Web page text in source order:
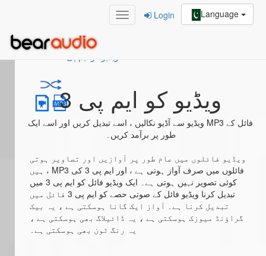
Language
Login
ویڈیو کو ایم پی 3
ویڈیو سے آڈیو نکالیں ، اسے تبدیل کریں اور اسے ایک MP3 فائل کے
طور پر برآمد کریں۔
ویڈیو فائلوں میں عام طور پر آوازیں اور تصاویر ہوتی
ہیں ، MP3 فائلوں میں صرف آواز ہوتی ہے ، اور ایم پی 3 کی
کوئی تصویر نہیں ہوتی ہے۔ ایک ویڈیو فائل کو ایم پی 3 میں
تبدیل کرنا ویڈیو فائل کے صوتی حصے کو ایم پی 3 فائل میں
تبدیل کرنا ہے۔ آواز ایک گانا ہوسکتی ہے ، یہ بیک
گراؤنڈ میوزک ہوسکتی ہے ، یہ ڈائیلاگ بھی ہوسکتی ہے ،
یہ رنگ ٹون بھی ہوسکتی ہے۔